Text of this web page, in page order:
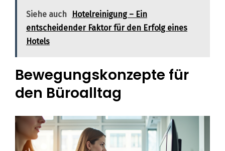
Siehe auch
Hotelreinigung – Ein
entscheidender Faktor für den Erfolg eines
Hotels
Bewegungskonzepte für
den Büroalltag